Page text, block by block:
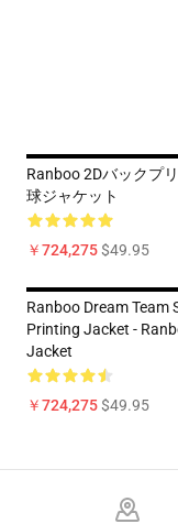
Ranboo 2Dバックプ
球ジャケット
￥724,275$49.95
Ranboo Dream Team
Printing Jacket -
Jacket
￥724,275$49.95